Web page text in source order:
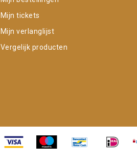
Mijn tickets
Mijn verlanglijst
Vergelijk producten